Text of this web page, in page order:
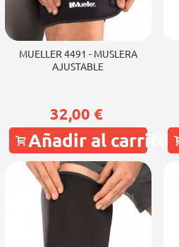
MUELLER 4491 - MUSLERA
AJUSTABLE
32,00 €
Añadir al carrito